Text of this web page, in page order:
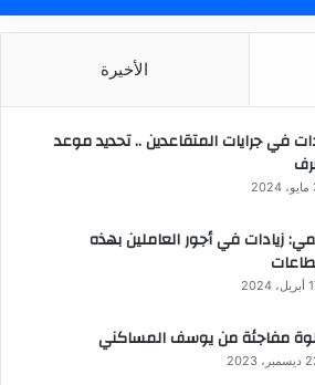
الأخيرة
في جرايات المتقاعدين .. تحديد موعد
زيادات في أجور العاملين بهذه
2024
مفاجئة من يوسف المساكني
2023